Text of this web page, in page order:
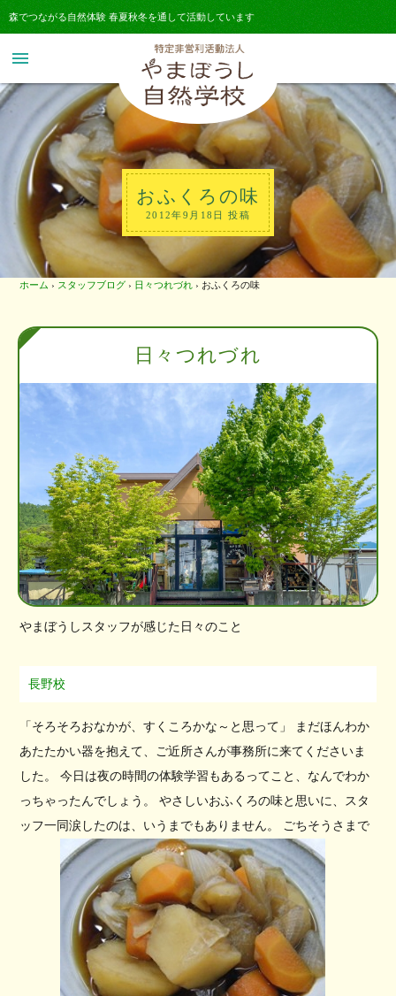
森でつながる自然体験 春夏秋冬を通して活動しています
menu
おふくろの味
2012年9月18日 投稿
ホーム › スタッフブログ › 日々つれづれ › おふくろの味
日々つれづれ
やまぼうしスタッフが感じた日々のこと
長野校
「そろそろおなかが、すくころかな～と思って」 まだほんわか
あたたかい器を抱えて、ご近所さんが事務所に来てくださいま
した。 今日は夜の時間の体験学習もあるってこと、なんでわか
っちゃったんでしょう。 やさしいおふくろの味と思いに、スタ
ッフ一同涙したのは、いうまでもありません。 ごちそうさまで